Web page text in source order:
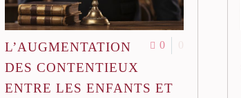
0 0
L’AUGMENTATION
DES CONTENTIEUX
ENTRE LES ENFANTS ET